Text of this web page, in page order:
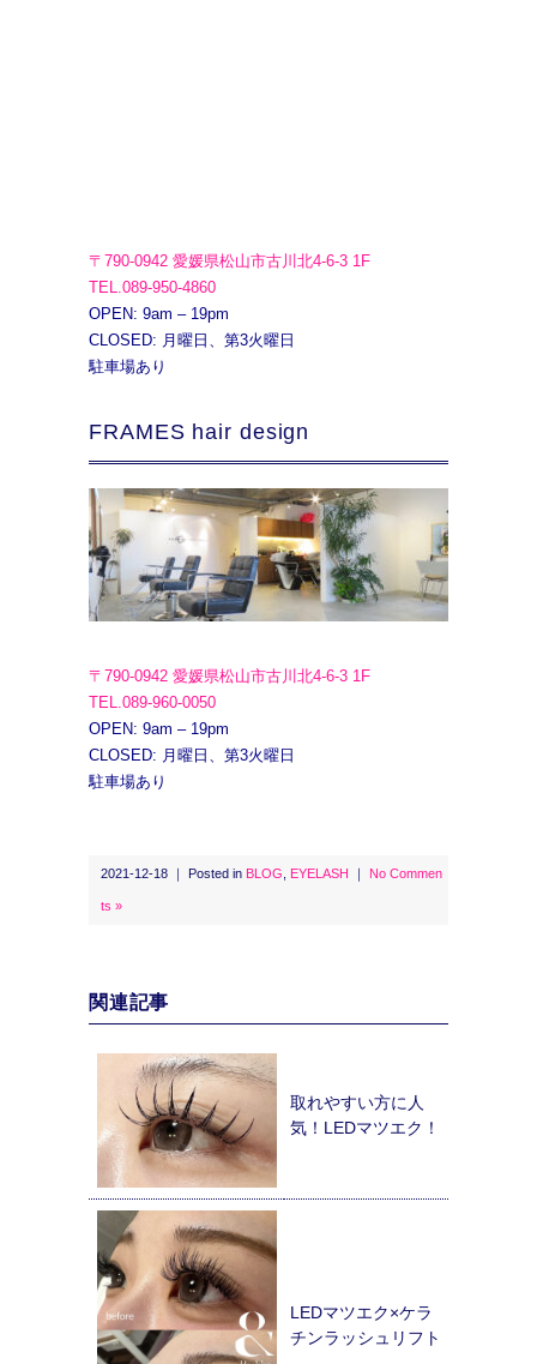
〒790-0942 愛媛県松山市古川北4-6-3 1F
TEL.089-950-4860
OPEN: 9am – 19pm
CLOSED: 月曜日、第3火曜日
駐車場あり
FRAMES hair design
〒790-0942 愛媛県松山市古川北4-6-3 1F
TEL.089-960-0050
OPEN: 9am – 19pm
CLOSED: 月曜日、第3火曜日
駐車場あり
2021-12-18 ｜ Posted in BLOG EYELASH ｜ No Commen
ts »
関連記事
取れやすい方に人
気！LEDマツエク！
LEDマツエク×ケラ
チンラッシュリフト